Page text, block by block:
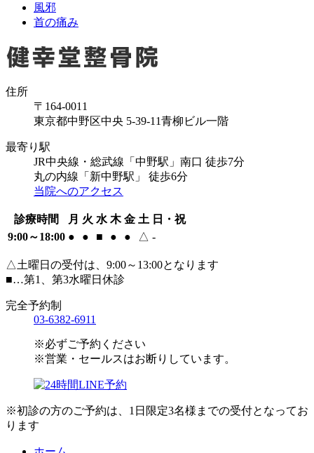
風邪
首の痛み
住所
〒164-0011
東京都中野区中央 5-39-11青柳ビル一階
最寄り駅
JR中央線・総武線「中野駅」南口 徒歩7分
丸の内線「新中野駅」 徒歩6分
当院へのアクセス
診療時間 月 火 水 木 金 土 日・祝
9:00～18:00 ● ● ■ ● ● △ -
△土曜日の受付は、9:00～13:00となります
■…第1、第3水曜日休診
完全予約制
03-6382-6911
※必ずご予約ください
※営業・セールスはお断りしています。
※初診の方のご予約は、1日限定3名様までの受付となってお
ります